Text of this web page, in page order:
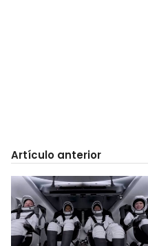
Artículo anterior